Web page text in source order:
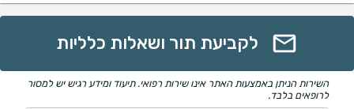
לקביעת תור ושאלות כלליות
השירות הניתן באמצעות האתר אינו שירות רפואי. תיעוד ומידע רגיש יש למסור
לרופאים בלבד.